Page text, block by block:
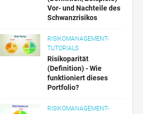
Vor- und Nachteile des
Schwanzrisikos
RISIKOMANAGEMENT-
TUTORIALS
Risikoparität
(Definition) - Wie
funktioniert dieses
Portfolio?
RISIKOMANAGEMENT-